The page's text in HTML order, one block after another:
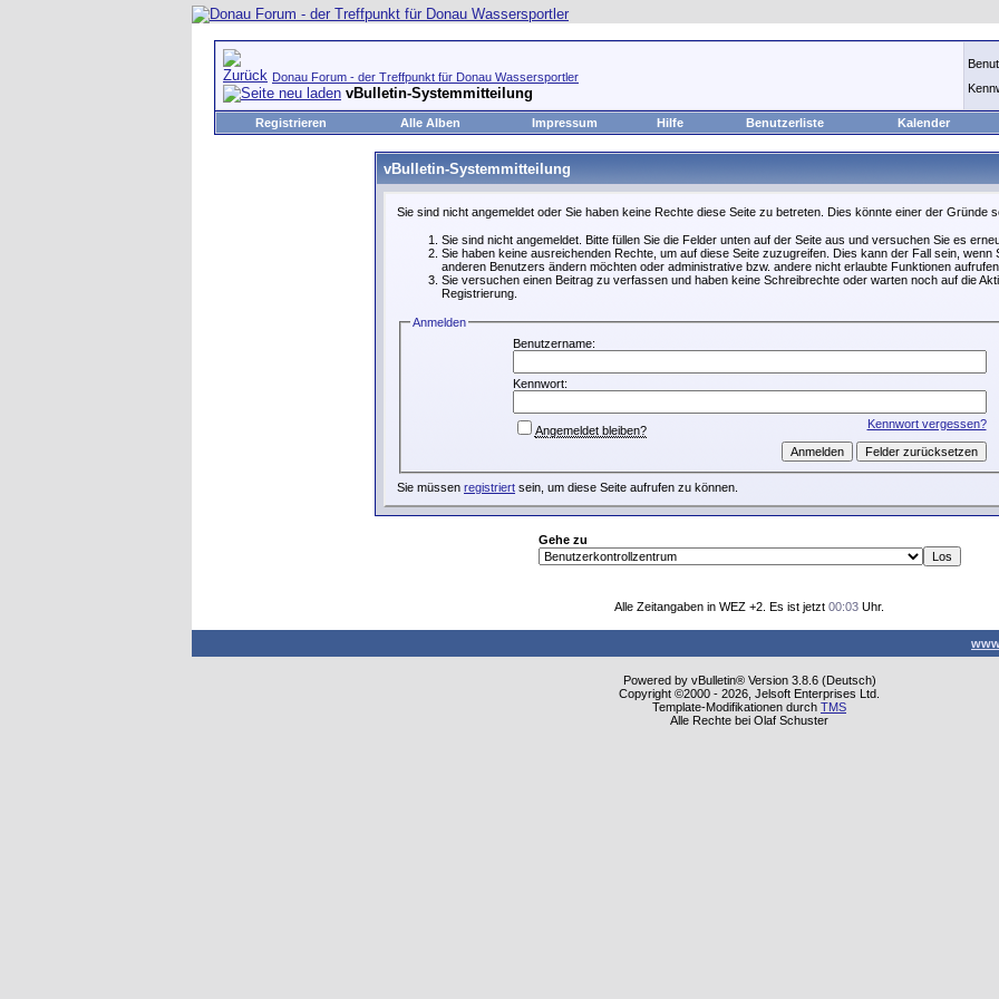
Donau Forum - der Treffpunkt für Donau Wassersportler
vBulletin-Systemmitteilung
Registrieren Alle Alben Impressum Hilfe Benutzerliste Kalender
vBulletin-Systemmitteilung
Sie sind nicht angemeldet oder Sie haben keine Rechte diese Seite zu betreten. Dies könnte einer der Gründe
Sie sind nicht angemeldet. Bitte füllen Sie die Felder unten auf der Seite aus und versuchen Sie es
Sie haben keine ausreichenden Rechte, um auf diese Seite zuzugreifen. Dies kann der Fall sein, wenn
anderen Benutzers ändern möchten oder administrative bzw. andere nicht erlaubte Funktionen aufrufen.
Sie versuchen einen Beitrag zu verfassen und haben keine Schreibrechte oder warten noch auf die
Registrierung.
Anmelden
Benutzername:
Kennwort:
Kennwort vergessen?
Angemeldet bleiben?
Sie müssen registriert sein, um diese Seite aufrufen zu können.
Gehe zu
Alle Zeitangaben in WEZ +2. Es ist jetzt 00:03 Uhr.
Powered by vBulletin® Version 3.8.6 (Deutsch)
Copyright ©2000 - 2026, Jelsoft Enterprises Ltd.
Template-Modifikationen durch TMS
Alle Rechte bei Olaf Schuster